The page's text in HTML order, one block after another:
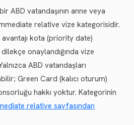
ABD vatandaşının anne veya
relative vize kategorisidir.
kota (priority date)
onaylandığında vize
ABD vatandaşları
Green Card (kalıcı oturum)
hakkı yoktur. Kategorinin
relative sayfasından